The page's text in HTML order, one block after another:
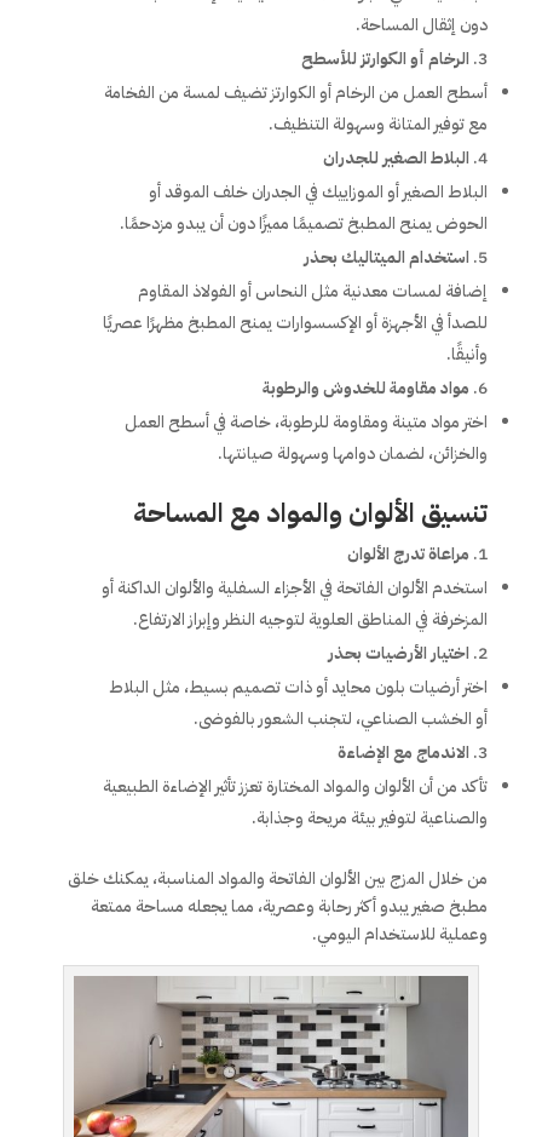
دون إثقال المساحة.
الرخام أو الكوارتز للأسطح
أسطح العمل من الرخام أو الكوارتز تضيف لمسة من الفخامة
مع توفير المتانة وسهولة التنظيف.
البلاط الصغير للجدران
البلاط الصغير أو الموزاييك في الجدران خلف الموقد أو
الحوض يمنح المطبخ تصميمًا مميزًا دون أن يبدو مزدحمًا.
استخدام الميتاليك بحذر
إضافة لمسات معدنية مثل النحاس أو الفولاذ المقاوم
للصدأ في الأجهزة أو الإكسسوارات يمنح المطبخ مظهرًا عصريًا
وأنيقًا.
مواد مقاومة للخدوش والرطوبة
اختر مواد متينة ومقاومة للرطوبة، خاصة في أسطح العمل
والخزائن، لضمان دوامها وسهولة صيانتها.
تنسيق الألوان والمواد مع المساحة
مراعاة تدرج الألوان
استخدم الألوان الفاتحة في الأجزاء السفلية والألوان الداكنة أو
المزخرفة في المناطق العلوية لتوجيه النظر وإبراز الارتفاع.
اختيار الأرضيات بحذر
اختر أرضيات بلون محايد أو ذات تصميم بسيط، مثل البلاط
أو الخشب الصناعي، لتجنب الشعور بالفوضى.
الاندماج مع الإضاءة
تأكد من أن الألوان والمواد المختارة تعزز تأثير الإضاءة الطبيعية
والصناعية لتوفير بيئة مريحة وجذابة.
من خلال المزج بين الألوان الفاتحة والمواد المناسبة، يمكنك خلق
مطبخ صغير يبدو أكثر رحابة وعصرية، مما يجعله مساحة ممتعة
وعملية للاستخدام اليومي.